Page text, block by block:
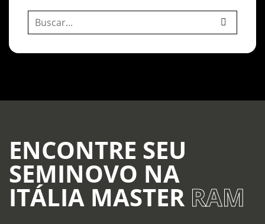
ENCONTRE SEU
SEMINOVO NA
ITÁLIA MASTER RAM